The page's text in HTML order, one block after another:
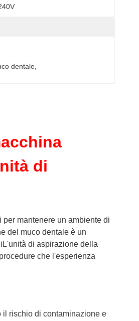
dentale
di
mantenere un ambiente di
del muco dentale è un
di aspirazione della
che l'esperienza
il rischio di contaminazione e